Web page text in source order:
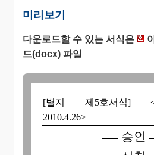
미리보기
다운로드할 수 있는 서식은
드(docx) 파일
[별지 제5호서식] <
2010.4.26>
승인